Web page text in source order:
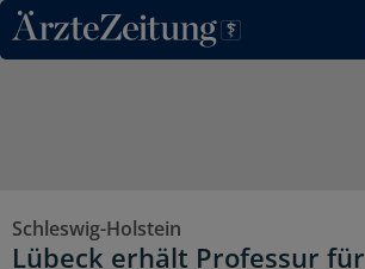
Direkt zum Inhaltsbereich
Schleswig-Holstein
Lübeck erhält Professur für